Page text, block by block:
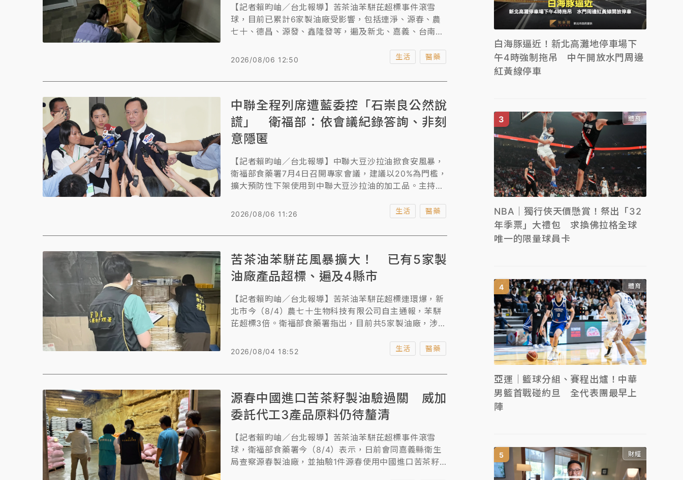
【記者賴昀岫／台北報導】苦茶油苯駢芘超標事件滾雪
球，目前已累計6家製油廠受影響，包括連淨、源春、農
七十、德昌、源發、鑫隆發等，遍及新北、嘉義、台南等
廠的形式，會邀集專家針對製程給予輔導；另外，各廠使
2026/08/06 12:50 生活 醫藥
中聯全程列席遭藍委控「石崇良公然說
謊」 衛福部：依會議紀錄答詢、非刻
意隱匿
【記者賴昀岫／台北報導】中聯大豆沙拉油掀食安風暴，
衛福部食藥署7月4日召開專家會議，建議以20%為門檻，
擴大預防性下架使用到中聯大豆沙拉油的加工品。主持會
長石崇良日前在答詢時說，中聯僅參與上半場，遭藍委砲
作出答詢判斷，並非刻意隱匿或誤導，未來將更審慎說
2026/08/06 11:26 生活 醫藥
苦茶油苯駢芘風暴擴大！ 已有5家製
油廠產品超標、遍及4縣市
【記者賴昀岫／台北報導】苦茶油苯駢芘超標連環爆，新
北市今（8/4）農七十生物科技有限公司自主通報，苯駢
芘超標3倍。衛福部食藥署指出，目前共5家製油廠，涉及
春、農七十、德昌、源發，遍及新北、嘉義、台南等縣
2026/08/04 18:52 生活 醫藥
源春中國進口苦茶籽製油驗過關 威加
委託代工3產品原料仍待釐清
【記者賴昀岫／台北報導】苦茶油苯駢芘超標事件滾雪
球，衛福部食藥署今（8/4）表示，日前會同嘉義縣衛生
局查察源春製油廠，並抽驗1件源春使用中國進口苦茶籽
白海豚逼近！新北高灘地停車場下
午4時強制拖吊 中午開放水門周邊
紅黃線停車
體育
NBA｜獨行俠天價懸賞！祭出「32
年季票」大禮包 求換佛拉格全球
唯一的限量球員卡
體育
亞運｜籃球分組、賽程出爐！中華
男籃首戰碰約旦 全代表團最早上
陣
財經